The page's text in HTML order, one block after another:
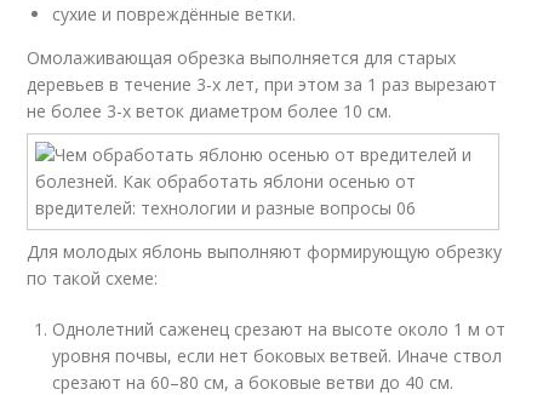
сухие и повреждённые ветки.
Омолаживающая обрезка выполняется для старых
деревьев в течение 3-х лет, при этом за 1 раз вырезают
не более 3-х веток диаметром более 10 см.
Для молодых яблонь выполняют формирующую обрезку
по такой схеме:
Однолетний саженец срезают на высоте около 1 м от
уровня почвы, если нет боковых ветвей. Иначе ствол
срезают на 60–80 см, а боковые ветви до 40 см.